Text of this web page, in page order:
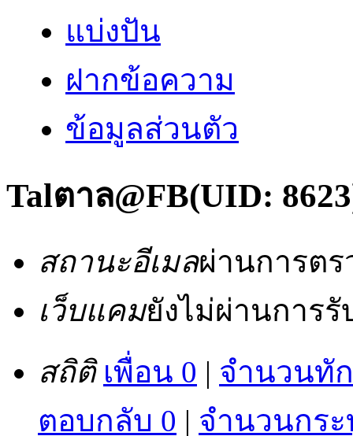
แบ่งปัน
ฝากข้อความ
ข้อมูลส่วนตัว
Talตาล@FB(UID:
สถานะอีเมลผ่านการต
เว็บแคมยังไม่ผ่านการรั
สถิติ เพื่อน 0 | จำนวนทั
ตอบกลับ 0 | จำนวนกระ